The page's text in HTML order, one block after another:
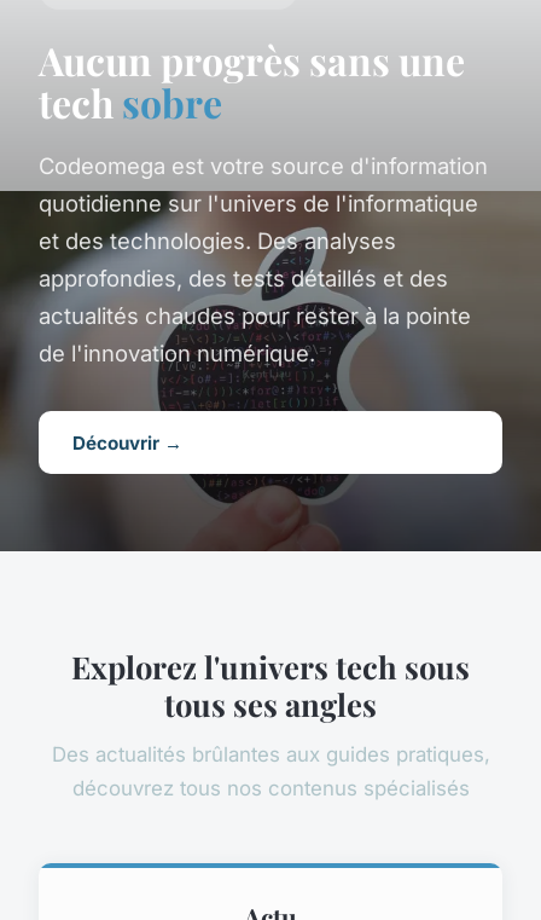
Aucun progrès sans une
tech sobre
Codeomega est votre source d'information
quotidienne sur l'univers de l'informatique
et des technologies. Des analyses
approfondies, des tests détaillés et des
actualités chaudes pour rester à la pointe
de l'innovation numérique.
Découvrir →
Explorez l'univers tech sous
tous ses angles
Des actualités brûlantes aux guides pratiques,
découvrez tous nos contenus spécialisés